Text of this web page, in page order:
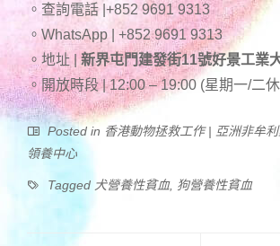
。查詢電話 |+852 9691 9313
。WhatsApp | +852 9691 9313
。地址 |新界屯門建發街11號好景工業
。開放時段 | 12:00 – 19:00 (星期一/二
Posted in 香港動物拯救工作 | 亞洲非牟
領養中心
Tagged 犬營養性貧血, 狗營養性貧血